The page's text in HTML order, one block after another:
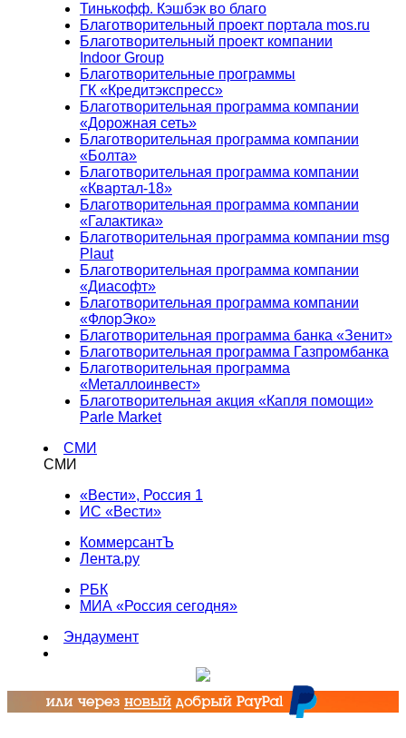
Тинькофф. Кэшбэк во благо
Благотворительный проект портала mos.ru
Благотворительный проект компании
Indoor Group
Благотворительные программы
ГК «Кредитэкспресс»
Благотворительная программа компании
«Дорожная сеть»
Благотворительная программа компании
«Болта»
Благотворительная программа компании
«Квартал-18»
Благотворительная программа компании
«Галактика»
Благотворительная программа компании msg
Plaut
Благотворительная программа компании
«Диасофт»
Благотворительная программа компании
«ФлорЭко»
Благотворительная программа банка «Зенит»
Благотворительная программа Газпромбанка
Благотворительная программа
«Металлоинвест»
Благотворительная акция «Капля помощи»
Parle Market
СМИ
СМИ
«Вести», Россия 1
ИС «Вести»
КоммерсантЪ
Лента.ру
РБК
МИА «Россия сегодня»
Эндаумент